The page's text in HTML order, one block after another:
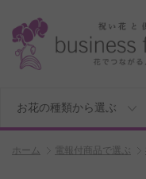
お花の種類から選ぶ
ホーム 電報付商品で選ぶ